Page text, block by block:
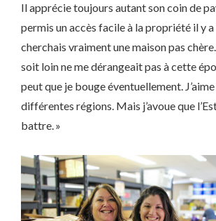
Il apprécie toujours autant son coin de
permis un accès facile à la propriété il y a
cherchais vraiment une maison pas
soit loin ne me dérangeait pas à cette
peut que je bouge éventuellement.
différentes régions. Mais j’avoue que
battre. »